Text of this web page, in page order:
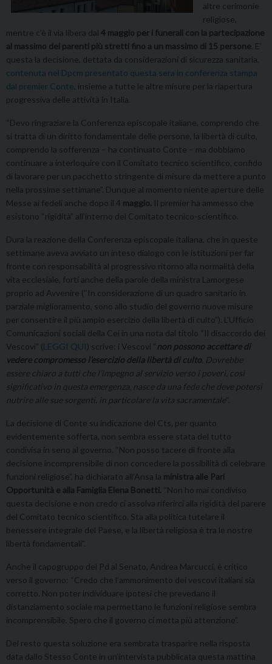
altre cerimonie
religiose,
mentre c’è il via libera dal 4 maggio per i funerali con la partecipazione
al massimo dei parenti più stretti fino a un massimo di 15 persone . E’
questa la decisione, dettata da considerazioni di sicurezza sanitaria,
contenuta nel Dpcm presentato questa sera in conferenza stampa
dal premier Conte , insieme a tutte le altre misure per la riapertura
progressiva delle attività in Italia.
“Devo ringraziare la Conferenza episcopale italiane, comprendo che
si tratta di un diritto fondamentale delle persone, la libertà di culto,
comprendo la sofferenza – ha continuato Conte – ma dobbiamo
continuare a interloquire con il Comitato tecnico scientifico, confido
di lavorare per un pacchetto stringente di misure da mettere a punto
nella prossime settimane”. Dunque al momento niente aperture delle
Messe ai fedeli anche dopo il 4 maggio. Il premier ha ammesso che
esistono “rigidità” all’interno del Comitato tecnico-scientifico.
Dura la reazione della Conferenza episcopale italiana, che in queste
settimane aveva avviato un inteso dialogo con le istituzioni per far
fronte con responsabilità al progressivo ritorno alla normalità della
vita ecclesiale, forti anche della parole della ministra Lamorgese
proprio ad Avvenire (“In considerazione di un quadro sanitario in
parziale miglioramento, sono allo studio del governo nuove misure
per consentire il più ampio esercizio della libertà di culto”). L’Ufficio
Comunicazioni sociali della Cei in una nota dal titolo “Il disaccordo dei
Vescovi” (LEGGI QUI) scrive: i Vescovi “ non possono accettare di
vedere compromesso l’esercizio della libertà di culto . Dovrebbe
essere chiaro a tutti che l’impegno al servizio verso i poveri, così
significativo in questa emergenza, nasce da una fede che deve potersi
nutrire alle sue sorgenti, in particolare la vita sacramentale“.
La decisione di Conte su indicazione del Cts, per quanto
evidentemente sofferta, non sembra essere stata del tutto
condivisa in seno al governo. “Non posso tacere di fronte alla
decisione incomprensibile di non concedere la possibilità di celebrare
funzioni religiose”, ha dichiarato all’Ansa la ministra alle Pari
Opportunità e alla Famiglia Elena Bonetti. “Non ho mai condiviso
questa decisione e non credo ci assolva riferirci alla rigidità del parere
del Comitato tecnico scientifico. Sta alla politica tutelare il
benessere integrale del Paese, e la libertà religiosa è tra le nostre
libertà fondamentali”.
Anche il capogruppo del Pd al Senato, Andrea Marcucci, è critico
verso il governo: “Credo che l’ammonimento dei vescovi italiani sia
corretto. Non poter individuare ipotesi che prevedano il
distanziamento sociale ma permettano le funzioni religiose sembra
incomprensibile. Spero che il governo ci metta più attenzione”.
Del resto questa soluzione era sembrata trasparire nella risposta
data dallo Stesso Conte in un’intervista pubblicata questa mattina